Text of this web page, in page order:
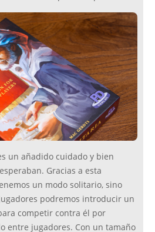
un añadido cuidado y bien
Gracias a esta
un modo solitario, sino
podremos introducir un
competir contra él por
entre jugadores. Con un tamaño